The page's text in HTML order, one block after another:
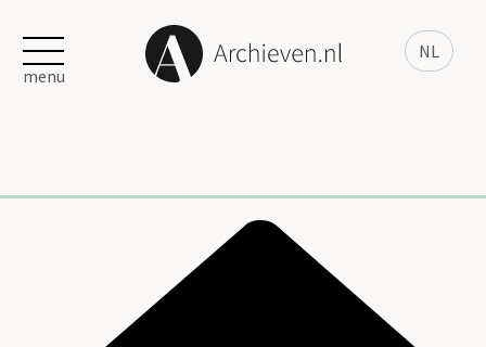
NL
menu